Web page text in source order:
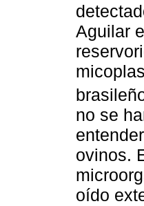
Aguilar
no se
ovinos.
oído